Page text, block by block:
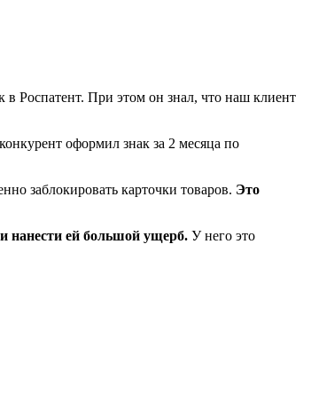
в Роспатент. При этом он знал, что наш клиент
оформил знак за 2 месяца по
заблокировать карточки товаров. Это
нанести ей большой ущерб. У него это